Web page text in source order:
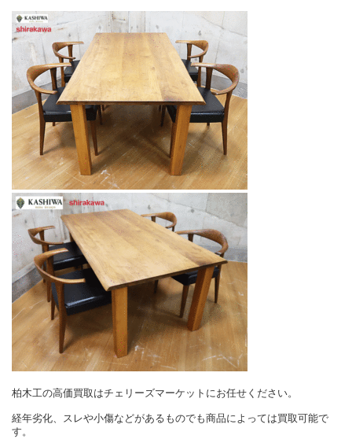
柏木工の高価買取はチェリーズマーケットにお任せください。
経年劣化、スレや小傷などがあるものでも商品によっては買取可能で
す。